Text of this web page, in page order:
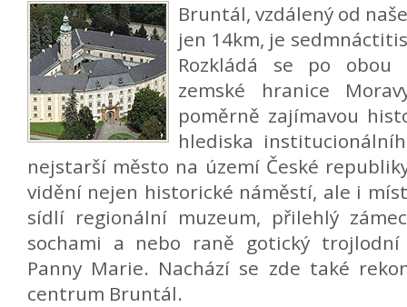
Bruntál, vzdálený od
jen 14km, je
Rozkládá se po obou
zemské hranice
poměrně zajímavou
hlediska
nejstarší město na území České
vidění nejen historické náměstí, ale i
sídlí regionální muzeum, přilehlý
sochami a nebo raně gotický trojlodní
Panny Marie. Nachází se zde také
centrum Bruntál.